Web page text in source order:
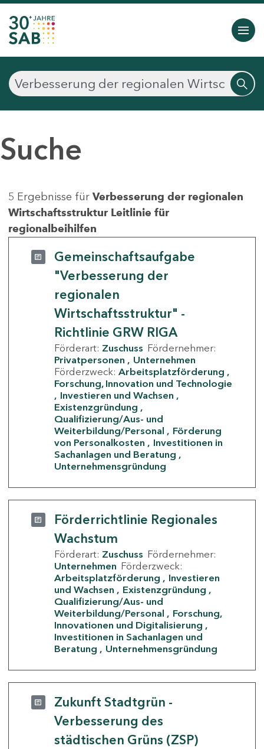
Suche
5 Ergebnisse für Verbesserung der regionalen
Wirtschaftsstruktur Leitlinie für
regionalbeihilfen
Gemeinschaftsaufgabe
"Verbesserung der
regionalen
Wirtschaftsstruktur" -
Richtlinie GRW RIGA
Förderart: Zuschuss Fördernehmer:
Privatpersonen
Unternehmen
Förderzweck: Arbeitsplatzförderung
Forschung, Innovation und Technologie
Investieren und Wachsen
Existenzgründung
Qualifizierung/Aus- und
Weiterbildung/Personal
Förderung
von Personalkosten
Investitionen in
Sachanlagen und Beratung
Unternehmensgründung
Förderrichtlinie Regionales
Wachstum
Förderart: Zuschuss Fördernehmer:
Unternehmen Förderzweck:
Arbeitsplatzförderung
Investieren
und Wachsen
Existenzgründung
Qualifizierung/Aus- und
Weiterbildung/Personal
Forschung,
Innovationen und Digitalisierung
Investitionen in Sachanlagen und
Beratung
Unternehmensgründung
Zukunft Stadtgrün -
Verbesserung des
städtischen Grüns (ZSP)